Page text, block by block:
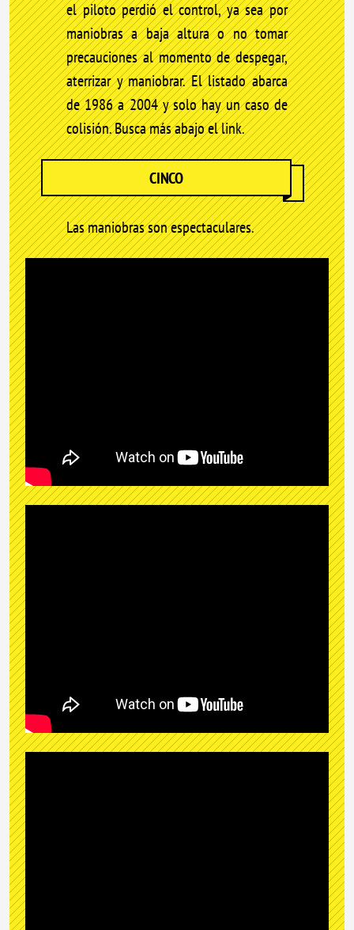
el piloto perdió el control, ya sea por
maniobras a baja altura o no tomar
precauciones al momento de despegar,
aterrizar y maniobrar. El listado abarca
de 1986 a 2004 y solo hay un caso de
colisión. Busca más abajo el link.
CINCO
Las maniobras son espectaculares.